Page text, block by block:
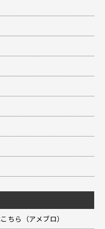
ちら（アメブロ）